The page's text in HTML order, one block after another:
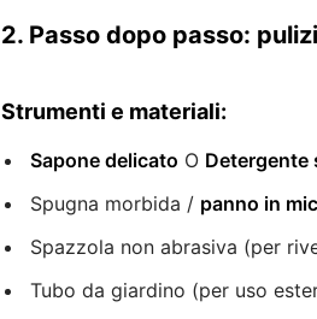
2. Passo dopo passo:
Strumenti e materiali:
Sapone delicato O Detergente
Spugna morbida / panno in
Spazzola non abrasiva (per
Tubo da giardino (per uso